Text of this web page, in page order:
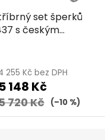
set šperků
s českým
255 Kč bez DPH
5 148 Kč
720 Kč (–10 %)